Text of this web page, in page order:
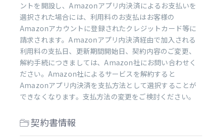
ントを開設し、Amazonアプリ内決済によるお支払いを
選択された場合には、利用料のお支払はお客様の
Amazonアカウントに登録されたクレジットカード等に
請求されます。Amazonアプリ内決済経由で加入される
利用料の支払日、更新期間開始日、契約内容のご変更、
解約手続につきましては、Amazon社にお問い合わせく
ださい。Amazon社によるサービスを解約すると
Amazonアプリ内決済を支払方法として選択することが
できなくなります。支払方法の変更をご検討ください。
契約書情報